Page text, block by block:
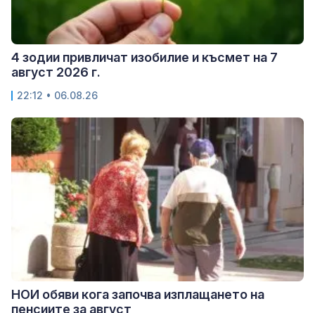
4 зодии привличат изобилие и късмет на 7
август 2026 г.
22:12 • 06.08.26
НОИ обяви кога започва изплащането на
пенсиите за август